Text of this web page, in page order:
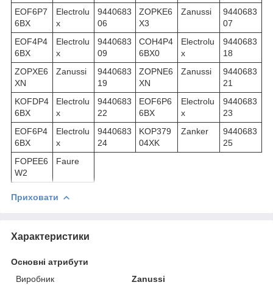
EOF6P7
6BX
Electrolu
x
9440683
06
ZOPKE6
X3
Zanussi
9440683
07
EOF4P4
6BX
Electrolu
x
9440683
09
COH4P4
6BX0
Electrolu
x
9440683
18
ZOPXE6
XN
Zanussi
9440683
19
ZOPNE6
XN
Zanussi
9440683
21
KOFDP4
6BX
Electrolu
x
9440683
22
EOF6P6
6BX
Electrolu
x
9440683
23
EOF6P4
6BX
Electrolu
x
9440683
24
KOP379
04XK
Zanker
9440683
25
FOPEE6
W2
Faure
Приховати
Характеристики
Основні атрибути
Виробник
Zanussi